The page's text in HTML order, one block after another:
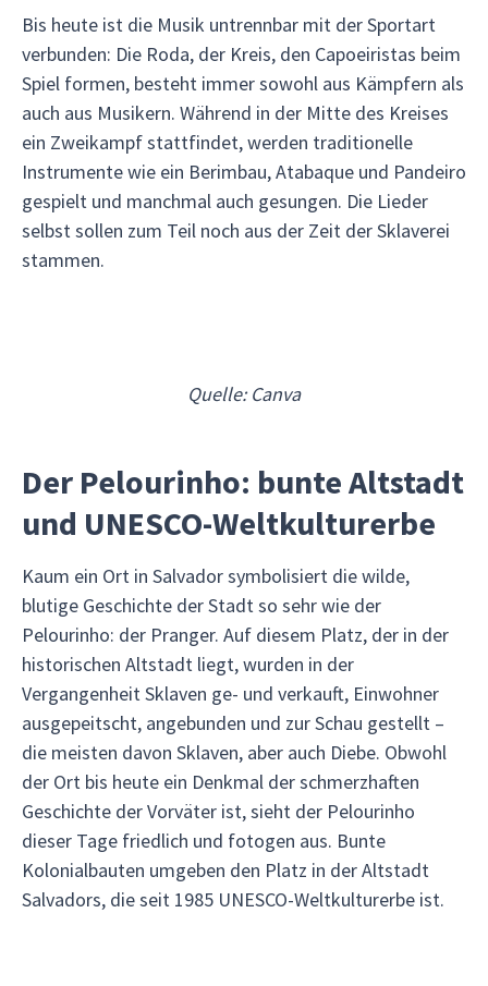
Bis heute ist die Musik untrennbar mit der Sportart
verbunden: Die Roda, der Kreis, den Capoeiristas beim
Spiel formen, besteht immer sowohl aus Kämpfern als
auch aus Musikern. Während in der Mitte des Kreises
ein Zweikampf stattfindet, werden traditionelle
Instrumente wie ein Berimbau, Atabaque und Pandeiro
gespielt und manchmal auch gesungen. Die Lieder
selbst sollen zum Teil noch aus der Zeit der Sklaverei
stammen.
Quelle: Canva
Der Pelourinho: bunte Altstadt
und UNESCO-Weltkulturerbe
Kaum ein Ort in Salvador symbolisiert die wilde,
blutige Geschichte der Stadt so sehr wie der
Pelourinho: der Pranger. Auf diesem Platz, der in der
historischen Altstadt liegt, wurden in der
Vergangenheit Sklaven ge- und verkauft, Einwohner
ausgepeitscht, angebunden und zur Schau gestellt –
die meisten davon Sklaven, aber auch Diebe. Obwohl
der Ort bis heute ein Denkmal der schmerzhaften
Geschichte der Vorväter ist, sieht der Pelourinho
dieser Tage friedlich und fotogen aus. Bunte
Kolonialbauten umgeben den Platz in der Altstadt
Salvadors, die seit 1985 UNESCO-Weltkulturerbe ist.